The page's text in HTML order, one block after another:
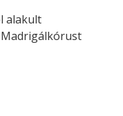
alakult